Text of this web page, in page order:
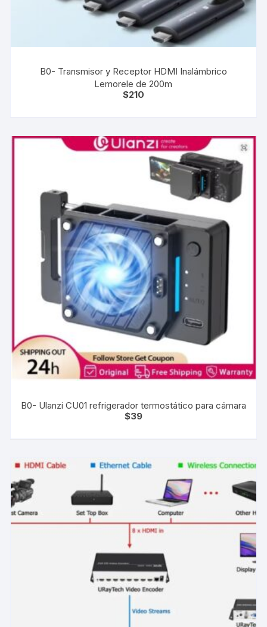
B0- Transmisor y Receptor HDMI Inalámbrico
Lemorele de 200m
$210
B0- Ulanzi CU01 refrigerador termostático para cámara
$39